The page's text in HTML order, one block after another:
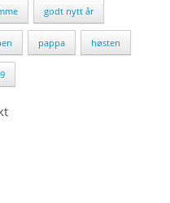
godt nytt år
pappa høsten